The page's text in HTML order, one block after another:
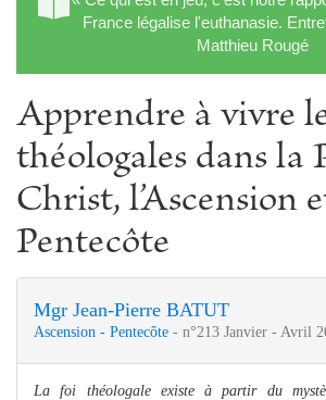
France légalise l'euthanasie.
Matthieu Rougé
Apprendre à vivre
théologales dans la
Christ, l’Ascension
Pentecôte
Mgr Jean-Pierre BATUT
Ascension - Pentecôte - n°213 Janvier - Avril
La foi théologale existe à partir du